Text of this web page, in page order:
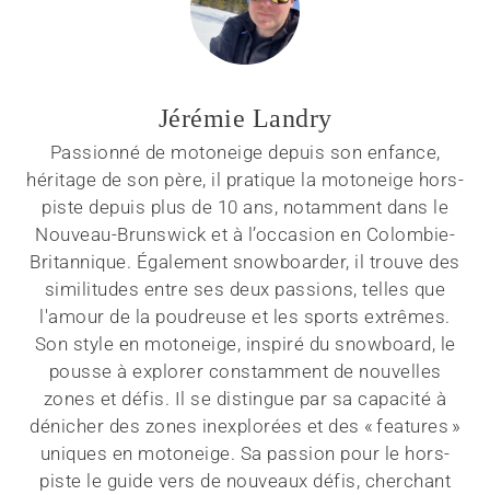
Jérémie Landry
Passionné de motoneige depuis son enfance,
héritage de son père, il pratique la motoneige hors-
piste depuis plus de 10 ans, notamment dans le
Nouveau-Brunswick et à l’occasion en Colombie-
Britannique. Également snowboarder, il trouve des
similitudes entre ses deux passions, telles que
l'amour de la poudreuse et les sports extrêmes.
Son style en motoneige, inspiré du snowboard, le
pousse à explorer constamment de nouvelles
zones et défis. Il se distingue par sa capacité à
dénicher des zones inexplorées et des « features »
uniques en motoneige. Sa passion pour le hors-
piste le guide vers de nouveaux défis, cherchant